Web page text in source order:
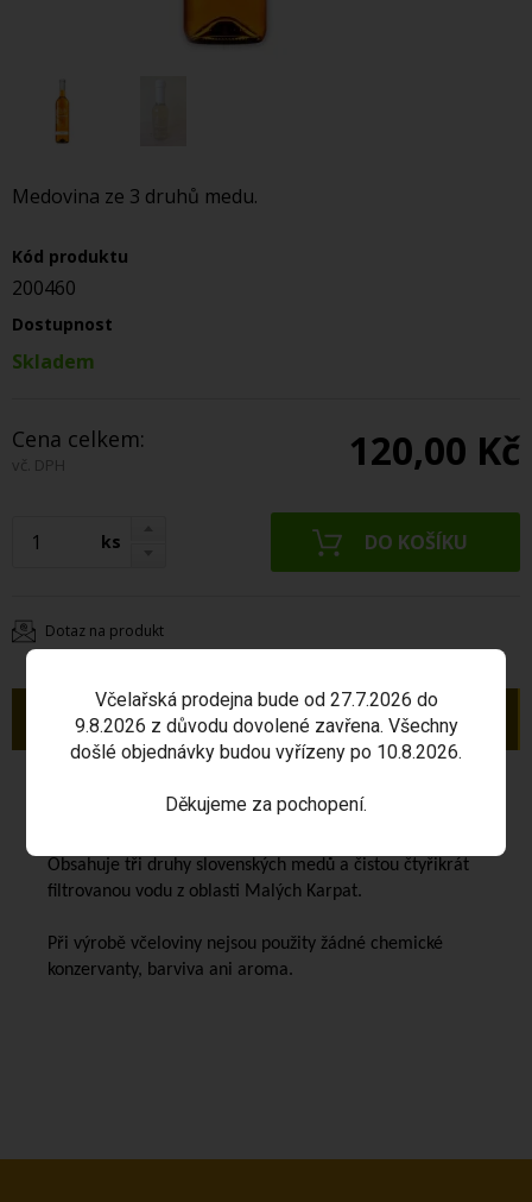
Medovina ze 3 druhů medu.
Kód produktu
200460
Dostupnost
Skladem
Cena celkem:
vč. DPH 120,00 Kč
ks
Dotaz na produkt
Popis
kvasí při nízkých teplotách okolo 17°C.
Obsahuje tři druhy slovenských medů a čistou čtyřikrát
filtrovanou vodu z oblasti Malých Karpat.
Při výrobě včeloviny nejsou použity žádné chemické
konzervanty, barviva ani aroma.
Včelařská prodejna bude od 27.7.2026 do
9.8.2026 z důvodu dovolené zavřena. Všechny
došlé objednávky budou vyřízeny po 10.8.2026.
Děkujeme za pochopení.